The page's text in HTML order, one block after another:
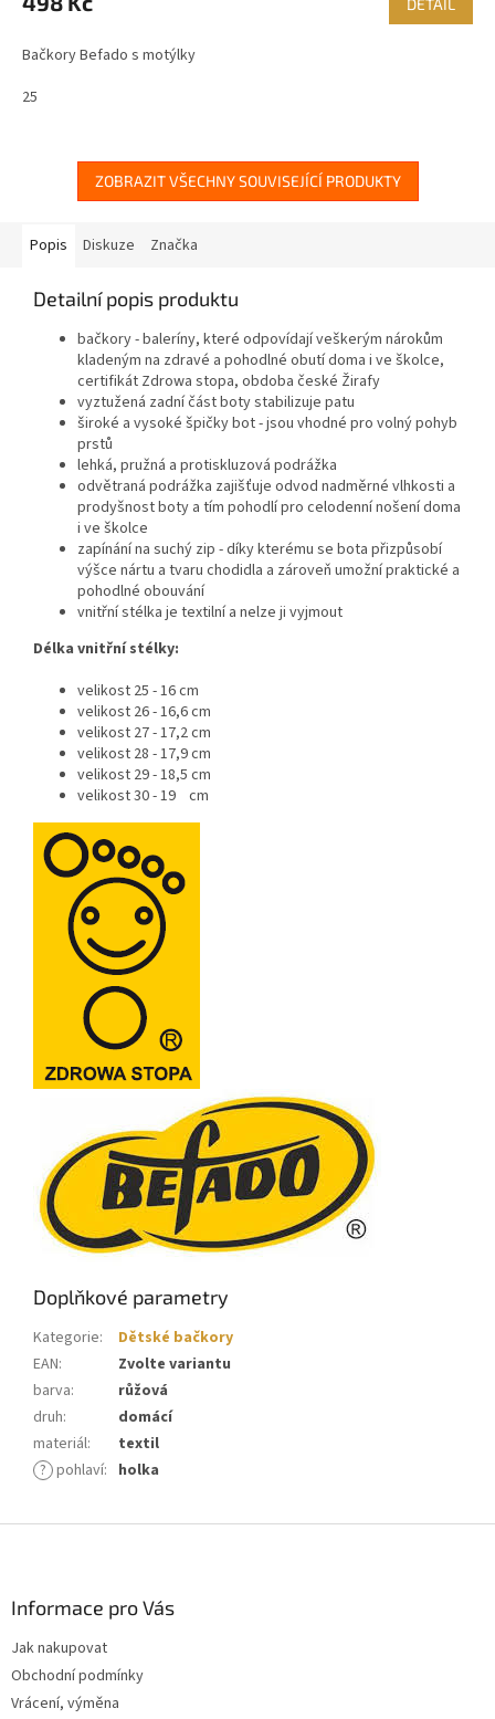
DETAIL
Bačkory Befado s motýlky
25
ZOBRAZIT VŠECHNY SOUVISEJÍCÍ PRODUKTY
Popis Diskuze Značka
Detailní popis produktu
bačkory - baleríny, které odpovídají veškerým nárokům
kladeným na zdravé a pohodlné obutí doma i ve školce,
certifikát Zdrowa stopa, obdoba české Žirafy
vyztužená zadní část boty stabilizuje patu
široké a vysoké špičky bot - jsou vhodné pro volný pohyb
prstů
lehká, pružná a protiskluzová podrážka
odvětraná podrážka zajišťuje odvod nadměrné vlhkosti a
prodyšnost boty a tím pohodlí pro celodenní nošení doma
i ve školce
zapínání na suchý zip - díky kterému se bota přizpůsobí
výšce nártu a tvaru chodidla a zároveň umožní praktické a
pohodlné obouvání
vnitřní stélka je textilní a nelze ji vyjmout
Délka vnitřní stélky:
velikost 25 - 16 cm
velikost 26 - 16,6 cm
velikost 27 - 17,2 cm
velikost 28 - 17,9 cm
velikost 29 - 18,5 cm
velikost 30 - 19 cm
Doplňkové parametry
Kategorie:
Dětské bačkory
EAN:
Zvolte variantu
barva:
růžová
druh:
domácí
materiál:
textil
? pohlaví: holka
Informace pro Vás
Jak nakupovat
Obchodní podmínky
Vrácení, výměna